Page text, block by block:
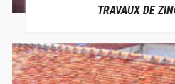
TRAVAUX DE